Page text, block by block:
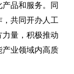
品和服务。同
共同开办人工
量，积极推动
业领域内高质